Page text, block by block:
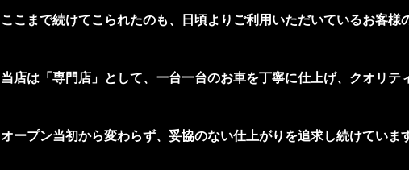
ここまで続けてこられたのも、日頃よりご利用いただいているお客様
当店は「専門店」として、一台一台のお車を丁寧に仕上げ、クオリテ
オープン当初から変わらず、妥協のない仕上がりを追求し続けていま